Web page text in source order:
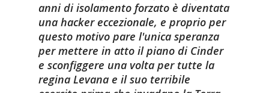
anni di isolamento forzato è diventata
una hacker eccezionale, e proprio per
questo motivo pare l'unica speranza
per mettere in atto il piano di Cinder
e sconfiggere una volta per tutte la
regina Levana e il suo terribile